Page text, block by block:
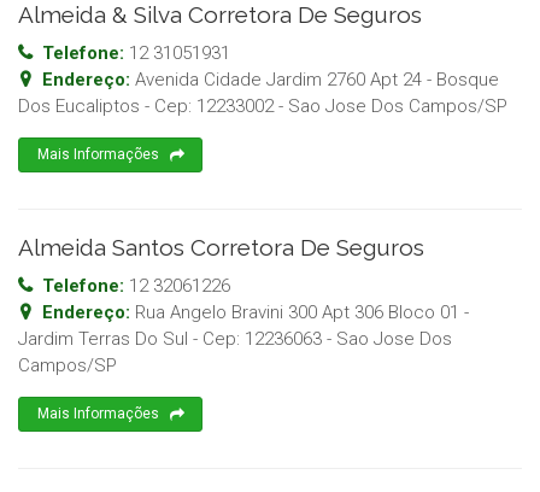
Almeida & Silva Corretora De Seguros
Telefone: 12 31051931
Endereço: Avenida Cidade Jardim 2760 Apt 24 - Bosque
Dos Eucaliptos - Cep: 12233002- Sao Jose Dos Campos/SP
Mais Informações
Almeida Santos Corretora De Seguros
Telefone: 12 32061226
Endereço: Rua Angelo Bravini 300 Apt 306 Bloco 01 -
Jardim Terras Do Sul - Cep: 12236063 - Sao Jose Dos
Campos/SP
Mais Informações